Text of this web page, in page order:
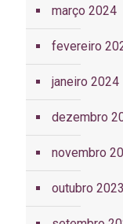
março 2024
fevereiro
janeiro 2024
dezembro
novembro
outubro 2023